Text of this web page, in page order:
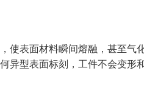
使表面材料瞬间熔融，甚至气
异型表面标刻，工件不会变形